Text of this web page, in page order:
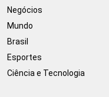
Negócios
Mundo
Brasil
Esportes
Ciência e Tecnologia